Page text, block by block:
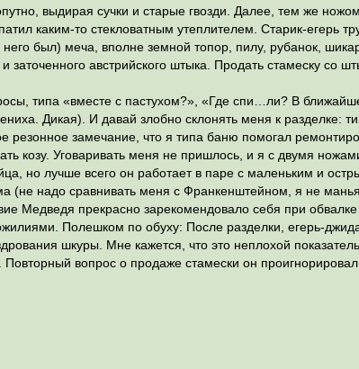
выдирая сучки и старые гвозди. Далее, тем же
каким-то стекловатным утеплителем. Старик-егерь
был) меча, вполне земной топор, пилу, рубанок,
австрийского штыка. Продать стамеску со
типа «вместе с пастухом?», «Где спи…ли? В
Дикая). И давай злобно склонять меня к разделке:
резонное замечание, что я типа баню помогал
козу. Уговаривать меня не пришлось, и я с двумя
но лучше всего он работает в паре с маленьким и
(не надо сравнивать меня с Франкенштейном, я не
Медведя прекрасно зарекомендовало себя при
Полешком по обуху: После разделки, егерь-
шкуры. Мне кажется, что это неплохой
вопрос о продаже стамески он